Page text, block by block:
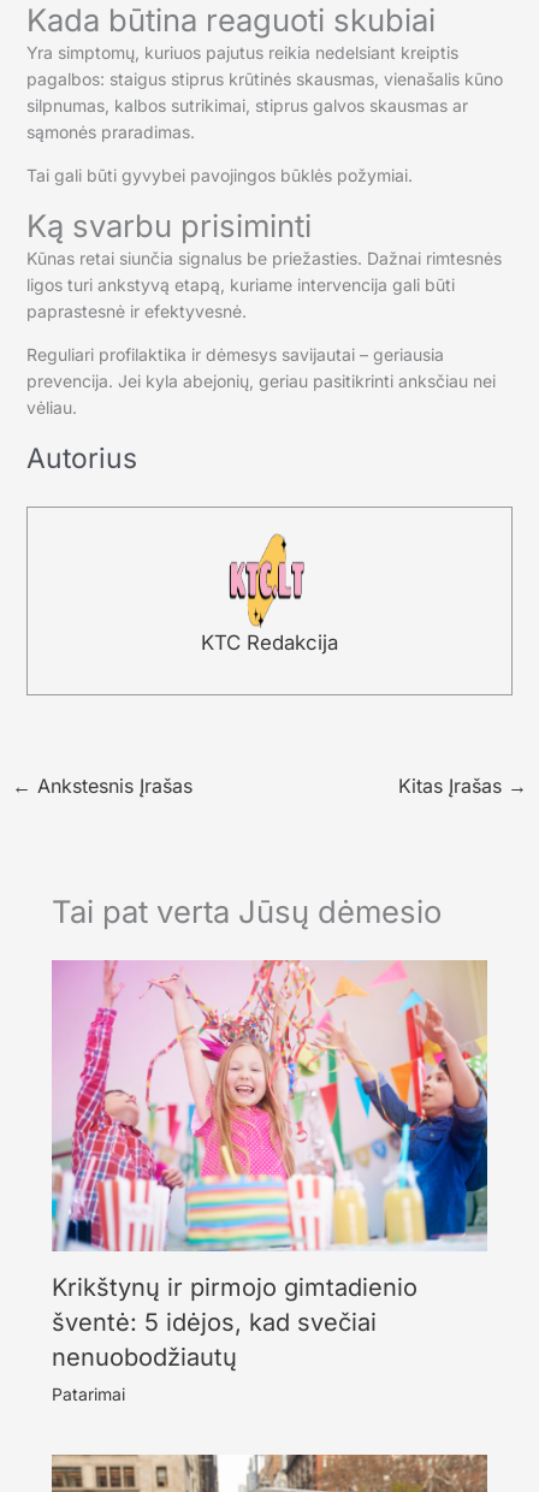
Kada būtina reaguoti skubiai
Yra simptomų, kuriuos pajutus reikia nedelsiant kreiptis
pagalbos: staigus stiprus krūtinės skausmas, vienašalis kūno
silpnumas, kalbos sutrikimai, stiprus galvos skausmas ar
sąmonės praradimas.
Tai gali būti gyvybei pavojingos būklės požymiai.
Ką svarbu prisiminti
Kūnas retai siunčia signalus be priežasties. Dažnai rimtesnės
ligos turi ankstyvą etapą, kuriame intervencija gali būti
paprastesnė ir efektyvesnė.
Reguliari profilaktika ir dėmesys savijautai – geriausia
prevencija. Jei kyla abejonių, geriau pasitikrinti anksčiau nei
vėliau.
Autorius
KTC Redakcija
← Ankstesnis Įrašas Kitas Įrašas →
Tai pat verta Jūsų dėmesio
Krikštynų ir pirmojo gimtadienio
šventė: 5 idėjos, kad svečiai
nenuobodžiautų
Patarimai